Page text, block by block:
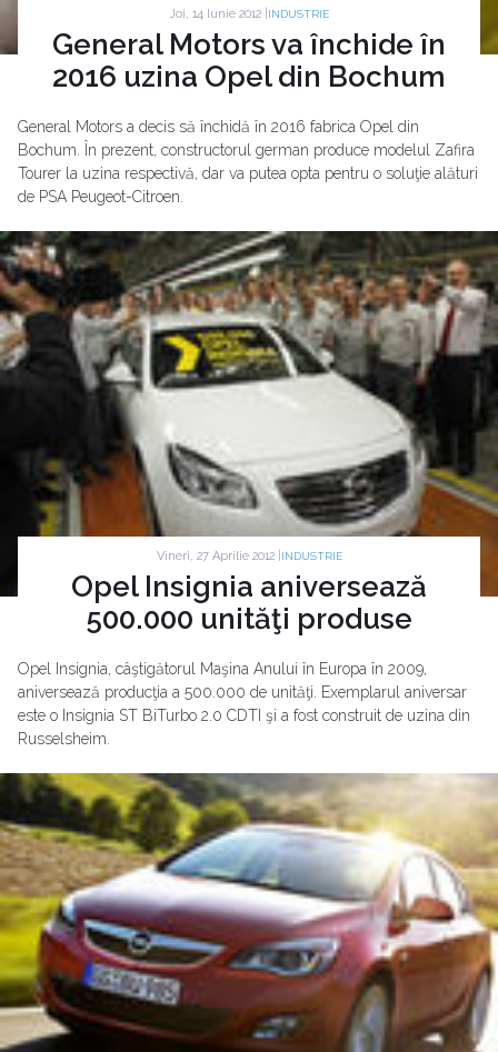
Joi, 14 Iunie 2012 | INDUSTRIE
General Motors va închide în
2016 uzina Opel din Bochum
General Motors a decis să închidă în 2016 fabrica Opel din
Bochum. În prezent, constructorul german produce modelul Zafira
Tourer la uzina respectivă, dar va putea opta pentru o soluţie alături
de PSA Peugeot-Citroen.
Vineri, 27 Aprilie 2012 | INDUSTRIE
Opel Insignia aniversează
500.000 unităţi produse
Opel Insignia, câştigătorul Maşina Anului în Europa în 2009,
aniversează producţia a 500.000 de unităţi. Exemplarul aniversar
este o Insignia ST BiTurbo 2.0 CDTI şi a fost construit de uzina din
Russelsheim.